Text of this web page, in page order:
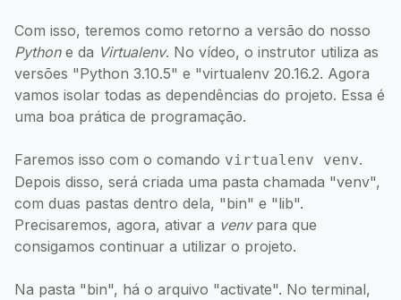
Com isso, teremos como retorno a versão do nosso
Pythone da Virtualenv. No vídeo, o instrutor utiliza as
versões "Python 3.10.5" e "virtualenv 20.16.2. Agora
vamos isolar todas as dependências do projeto. Essa é
uma boa prática de programação.
Faremos isso com o comando virtualenv venv.
Depois disso, será criada uma pasta chamada "venv",
com duas pastas dentro dela, "bin" e "lib".
Precisaremos, agora, ativar a venvpara que
consigamos continuar a utilizar o projeto.
Na pasta "bin", há o arquivo "activate". No terminal,